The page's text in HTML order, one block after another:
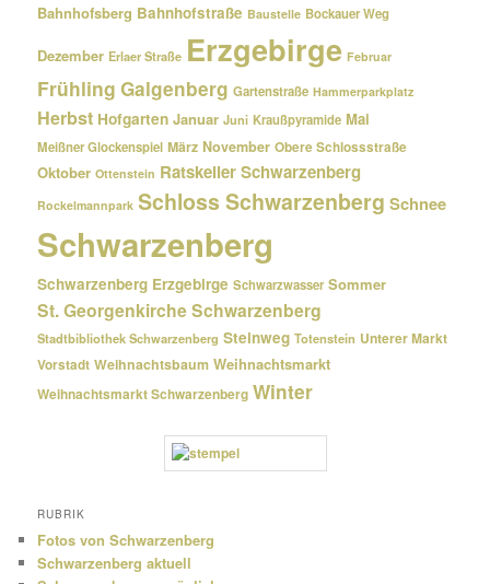
Bahnhofsberg Bahnhofstraße Baustelle Bockauer Weg
Dezember Erlaer Straße Erzgebirge Februar
Frühling Galgenberg Gartenstraße Hammerparkplatz
Herbst Hofgarten Januar Juni Kraußpyramide Mai
Meißner Glockenspiel März November Obere Schlossstraße
Oktober Ottenstein Ratskeller Schwarzenberg
Rockelmannpark Schloss Schwarzenberg Schnee
Schwarzenberg
Schwarzenberg Erzgebirge Schwarzwasser Sommer
St. Georgenkirche Schwarzenberg
Stadtbibliothek Schwarzenberg Steinweg Totenstein Unterer Markt
Vorstadt Weihnachtsbaum Weihnachtsmarkt
Weihnachtsmarkt Schwarzenberg Winter
RUBRIK
Fotos von Schwarzenberg
Schwarzenberg aktuell